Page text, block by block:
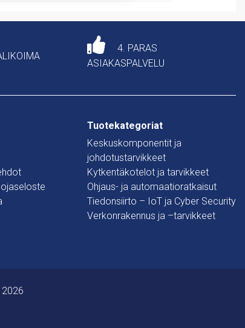
4. PARAS
ASIAKASPALVELU
Tuotekategoriat
Keskuskomponentit ja
johdotustarvikkeet
Kytkentäkotelot ja tarvikkeet
Ohjaus- ja automaatioratkaisut
Tiedonsiirto – IoT ja Cyber Security
Verkonrakennus ja –tarvikkeet